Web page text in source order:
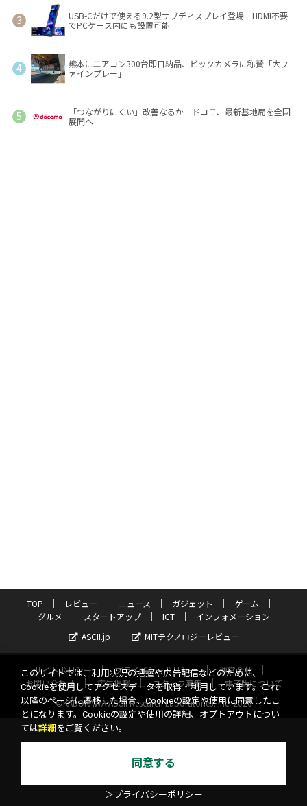
USB-Cだけで使える9.2型サブディスプレイ登場 HDMI不要
でPCケース内にも設置可能
熊本にエアコン300台即日納品、ビックカメラに称賛「大フ
ァインプレー」
「つながりにくい」改善なるか ドコモ、最新基地局を全国
展開へ
TOP レビュー ニュース ガジェット
ゲーム
グルメ
スタートアップ ICT
インフォメーション
ASCII.jp
MITテクノロジーレビュー
サイトポリシー プライバシーポリシー
運営会社
お問い合わせ
広告掲載 スタッフ募集
電子版について
©KADOKAWA ASCII Research Laboratories, Inc. 2026
このサイトでは、利用状況の把握や広告配信などのために、
Cookieを使用してアクセスデータを取得・利用しています。これ
以降のページに遷移した場合、Cookieの設定や使用に同意したこ
とになります。Cookieの設定や使用の詳細、オプトアウトについ
ては詳細 をご覧ください。
同意する
＞プライバシーポリシー